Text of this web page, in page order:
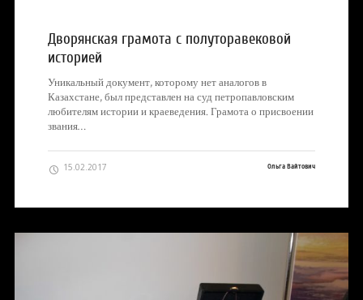
Дворянская грамота с полуторавековой
историей
Уникальный документ, которому нет аналогов в
Казахстане, был представлен на суд петропавловским
любителям истории и краеведения. Грамота о присвоении
звания…
15.02.2017 Ольга Вайтович